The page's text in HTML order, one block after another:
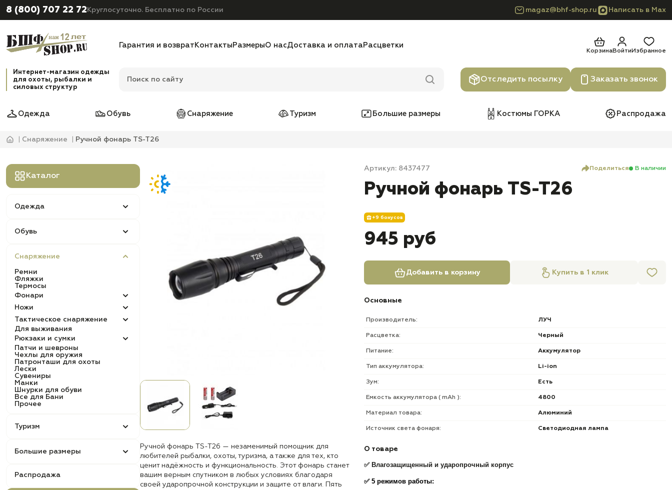
8 (800) 707 22 72 Круглосуточно. Бесплатно по России magaz@bhf-shop.ru Написать в Max
Гарантия и возврат Контакты РазмерыО насДоставка и оплата Расцветки
КорзинаВойти Избранное
Интернет-магазин одежды
для охоты, рыбалки и
силовых структур
Отследить посылку Заказать звонок
Одежда Обувь Снаряжение Туризм Большие размеры Костюмы ГОРКА Распродажа
Снаряжение Ручной фонарь TS-T26
Каталог
Одежда
Обувь
Снаряжение
Ремни
Фляжки
Термосы
Фонари
Ножи
Тактическое снаряжение
Для выживания
Рюкзаки и сумки
Патчи и шевроны
Чехлы для оружия
Патронташи для охоты
Лески
Сувениры
Манки
Шнурки для обуви
Все для Бани
Прочее
Туризм
Большие размеры
Распродажа
Ручной фонарь TS-T26 — незаменимый помощник для
любителей рыбалки, охоты, туризма, а также для тех, кто
ценит надёжность и функциональность. Этот фонарь станет
вашим верным спутником в любых условиях благодаря
своей ударопрочной конструкции и защите от влаги. Пять
Артикул: 8437477 Поделиться В наличии
Ручной фонарь TS-T26
+9 бонусов
945 руб
Добавить в корзину Купить в 1 клик
Основные
Производитель: ЛУЧ
Расцветка: Черный
Питание: Аккумулятор
Тип аккумулятора: Li-ion
Зум: Есть
Емкость аккумулятора ( mAh ): 4800
Материал товара: Алюминий
Источник света фонаря: Светодиодная лампа
О товаре
✅ Влагозащищенный и ударопрочный корпус
✅ 5 режимов работы: